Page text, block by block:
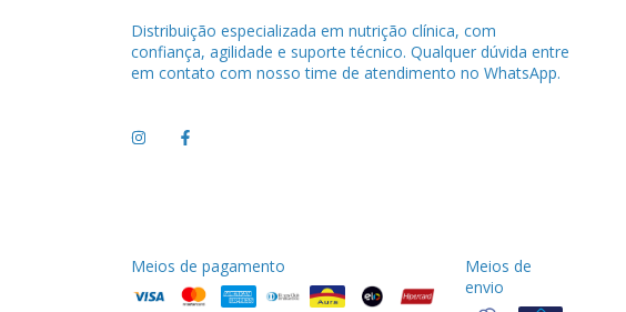
Distribuição especializada em nutrição clínica, com
confiança, agilidade e suporte técnico. Qualquer dúvida entre
em contato com nosso time de atendimento no WhatsApp.
Meios de pagamento
Meios de
envio